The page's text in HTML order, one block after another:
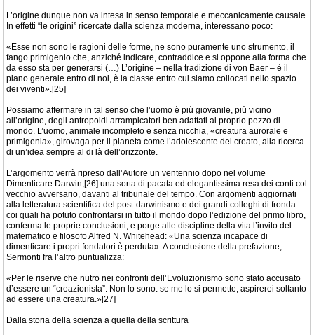
L’origine dunque non va intesa in senso temporale e meccanicamente causale.
In effetti “le origini” ricercate dalla scienza moderna, interessano poco:
«Esse non sono le ragioni delle forme, ne sono puramente uno strumento, il
fango primigenio che, anziché indicare, contraddice e si oppone alla forma che
da esso sta per generarsi (…) L’origine – nella tradizione di von Baer – è il
piano generale entro di noi, è la classe entro cui siamo collocati nello spazio
dei viventi».[25]
Possiamo affermare in tal senso che l’uomo è più giovanile, più vicino
all’origine, degli antropoidi arrampicatori ben adattati al proprio pezzo di
mondo. L’uomo, animale incompleto e senza nicchia, «creatura aurorale e
primigenia», girovaga per il pianeta come l’adolescente del creato, alla ricerca
di un’idea sempre al di là dell’orizzonte.
L’argomento verrà ripreso dall’Autore un ventennio dopo nel volume
Dimenticare Darwin,[26] una sorta di pacata ed elegantissima resa dei conti col
vecchio avversario, davanti al tribunale del tempo. Con argomenti aggiornati
alla letteratura scientifica del post-darwinismo e dei grandi colleghi di fronda
coi quali ha potuto confrontarsi in tutto il mondo dopo l’edizione del primo libro,
conferma le proprie conclusioni, e porge alle discipline della vita l’invito del
matematico e filosofo Alfred N. Whitehead: «Una scienza incapace di
dimenticare i propri fondatori è perduta». A conclusione della prefazione,
Sermonti fra l’altro puntualizza:
«Per le riserve che nutro nei confronti dell’Evoluzionismo sono stato accusato
d’essere un “creazionista”. Non lo sono: se me lo si permette, aspirerei soltanto
ad essere una creatura.»[27]
Dalla storia della scienza a quella della scrittura